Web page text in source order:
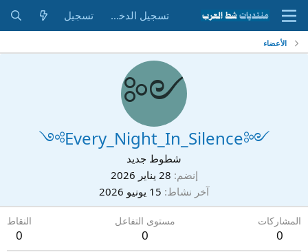
تسجيل الدخول تسجيل
الأعضاء
༺
༺Every_Night_In_Silence༻
شطوط جديد
إنضم 28 يناير 2026
آخر نشاط 15 يونيو 2026
المشاركات
0
مستوى التفاعل
0
النقاط
0